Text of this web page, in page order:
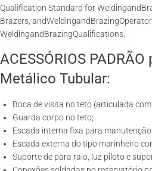
Qualification Standard for
Brazers,
WeldingandBrazingQualifications;
ACESSÓRIOS
Metálico Tubular:
Boca de visita no teto (articulada
Guarda corpo no teto;
Escada interna fixa para manutenção
Escada externa do tipo marinheiro
Suporte de para raio, luz piloto e